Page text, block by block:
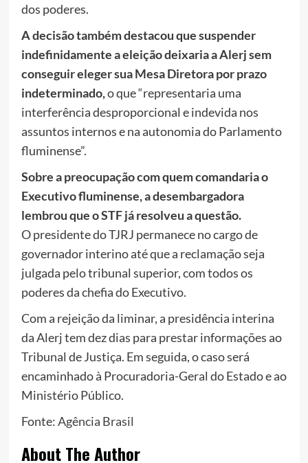
dos poderes.
A decisão também destacou que suspender
indefinidamente a eleição deixaria a Alerj sem
conseguir eleger sua Mesa Diretora por prazo
indeterminado,o que “representaria uma
interferência desproporcional e indevida nos
assuntos internos e na autonomia do Parlamento
fluminense”.
Sobre a preocupação com quem comandaria o
Executivo fluminense, a desembargadora
lembrou que o STF já resolveu a questão.
O presidente do TJRJ permanece no cargo de
governador interino até que a reclamação seja
julgada pelo tribunal superior, com todos os
poderes da chefia do Executivo.
Com a rejeição da liminar, a presidência interina
da Alerj tem dez dias para prestar informações ao
Tribunal de Justiça. Em seguida, o caso será
encaminhado à Procuradoria-Geral do Estado e ao
Ministério Público.
Fonte:Agência Brasil
About The Author